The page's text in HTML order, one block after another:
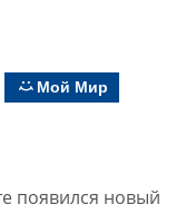
Мой Мир
появился новый